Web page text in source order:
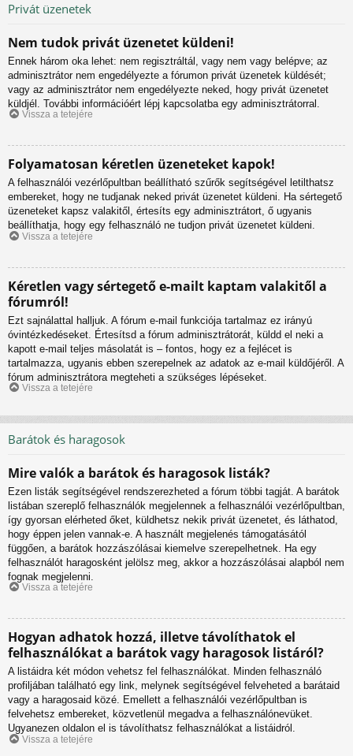
Privát üzenetek
Nem tudok privát üzenetet küldeni!
Ennek három oka lehet: nem regisztráltál, vagy nem vagy belépve; az
adminisztrátor nem engedélyezte a fórumon privát üzenetek küldését;
vagy az adminisztrátor nem engedélyezte neked, hogy privát üzenetet
küldjél. További információért lépj kapcsolatba egy adminisztrátorral.
Vissza a tetejére
Folyamatosan kéretlen üzeneteket kapok!
A felhasználói vezérlőpultban beállítható szűrők segítségével letilthatsz
embereket, hogy ne tudjanak neked privát üzenetet küldeni. Ha sértegető
üzeneteket kapsz valakitől, értesíts egy adminisztrátort, ő ugyanis
beállíthatja, hogy egy felhasználó ne tudjon privát üzenetet küldeni.
Vissza a tetejére
Kéretlen vagy sértegető e-mailt kaptam valakitől a
fórumról!
Ezt sajnálattal halljuk. A fórum e-mail funkciója tartalmaz ez irányú
óvintézkedéseket. Értesítsd a fórum adminisztrátorát, küldd el neki a
kapott e-mail teljes másolatát is – fontos, hogy ez a fejlécet is
tartalmazza, ugyanis ebben szerepelnek az adatok az e-mail küldőjéről. A
fórum adminisztrátora megteheti a szükséges lépéseket.
Vissza a tetejére
Barátok és haragosok
Mire valók a barátok és haragosok listák?
Ezen listák segítségével rendszerezheted a fórum többi tagját. A barátok
listában szereplő felhasználók megjelennek a felhasználói vezérlőpultban,
így gyorsan elérheted őket, küldhetsz nekik privát üzenetet, és láthatod,
hogy éppen jelen vannak-e. A használt megjelenés támogatásától
függően, a barátok hozzászólásai kiemelve szerepelhetnek. Ha egy
felhasználót haragosként jelölsz meg, akkor a hozzászólásai alapból nem
fognak megjelenni.
Vissza a tetejére
Hogyan adhatok hozzá, illetve távolíthatok el
felhasználókat a barátok vagy haragosok listáról?
A listáidra két módon vehetsz fel felhasználókat. Minden felhasználó
profiljában található egy link, melynek segítségével felveheted a barátaid
vagy a haragosaid közé. Emellett a felhasználói vezérlőpultban is
felvehetsz embereket, közvetlenül megadva a felhasználónevüket.
Ugyanezen oldalon el is távolíthatsz felhasználókat a listáidról.
Vissza a tetejére